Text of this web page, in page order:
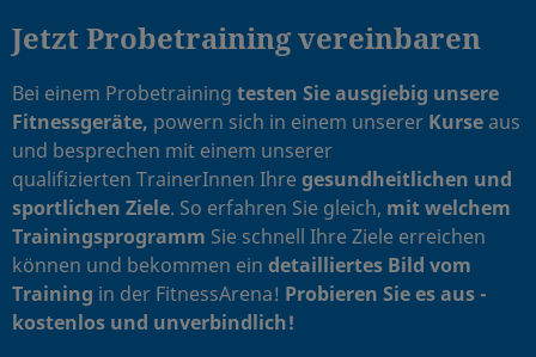
Jetzt Probetraining vereinbaren
Bei einem Probetraining testen Sie ausgiebig unsere
Fitnessgeräte, powern sich in einem unserer Kurseaus
und besprechen mit einem unserer
qualifizierten TrainerInnen Ihregesundheitlichen und
sportlichen Ziele. So erfahren Sie gleich, mit welchem
Trainingsprogramm Sie schnell Ihre Ziele erreichen
können und bekommen ein detailliertes Bild vom
Training in der FitnessArena! Probieren Sie es aus -
kostenlos und unverbindlich!